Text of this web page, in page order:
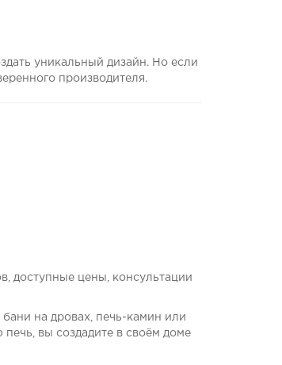
уникальный дизайн. Но если
производителя.
доступные цены, консультации
на дровах, печь-камин или
вы создадите в своём доме